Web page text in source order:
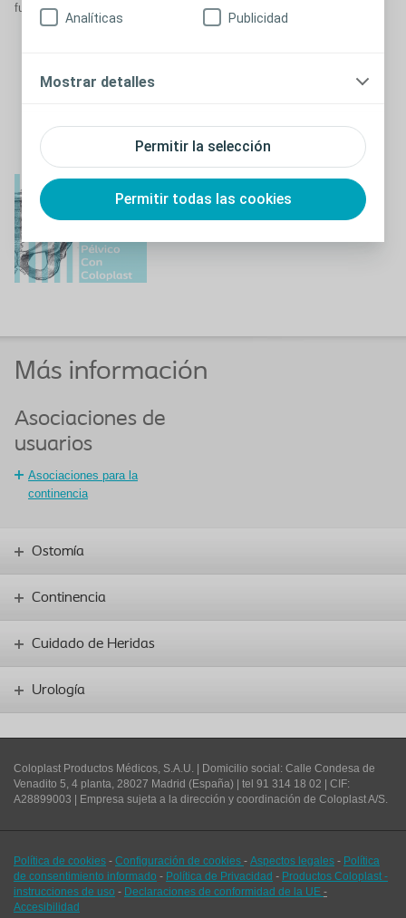
Permitir la selección
Permitir todas las cookies
Analíticas Publicidad
Mostrar detalles
funciones y descubre formas de mantenerla fuerte y sana.
Coach
Lea más
Más información
Asociaciones de
usuarios
Asociaciones para la
continencia
Ostomía
Continencia
Cuidado de Heridas
Urología
Coloplast Productos Médicos, S.A.U. | Domicilio social: Calle Condesa de
Venadito 5, 4 planta, 28027 Madrid (España) | tel 91 314 18 02 | CIF:
A28899003 | Empresa sujeta a la dirección y coordinación de Coloplast A/S.
Política de cookies - Configuración de cookies - Aspectos legales - Política
de consentimiento informado - Política de Privacidad - Productos Coloplast -
instrucciones de uso - Declaraciones de conformidad de la UE -
Accesibilidad